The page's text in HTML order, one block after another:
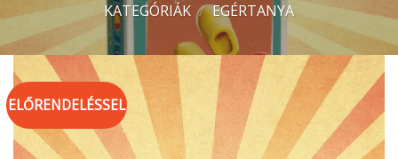
KATEGÓRIÁK / EGÉRTANYA
ELŐRENDELÉSSEL